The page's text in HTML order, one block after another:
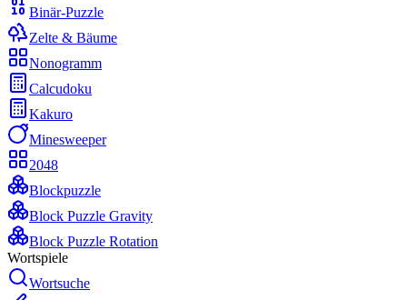
Binär-Puzzle
Zelte & Bäume
Nonogramm
Calcudoku
Kakuro
Minesweeper
2048
Blockpuzzle
Block Puzzle Gravity
Block Puzzle Rotation
Wortspiele
Wortsuche